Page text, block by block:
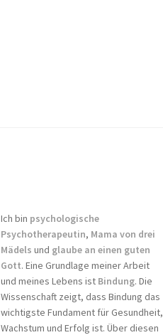
Ich bin psychologische
Psychotherapeutin, Mama von drei
Mädels und glaube an einen guten
Gott. Eine Grundlage meiner Arbeit
und meines Lebens ist Bindung. Die
Wissenschaft zeigt, dass Bindung das
wichtigste Fundament für Gesundheit,
Wachstum und Erfolg ist. Über diesen